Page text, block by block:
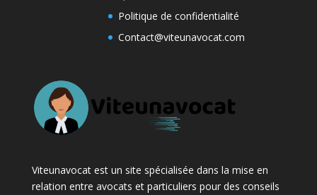
Politique de confidentialité
Contact@viteunavocat.com
Viteunavocat est un site spécialisée dans la mise en
relation entre avocats et particuliers pour des conseils